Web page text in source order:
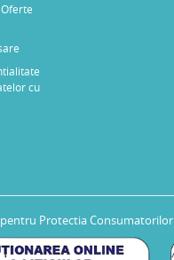
cu
Protectia Consumatorilor